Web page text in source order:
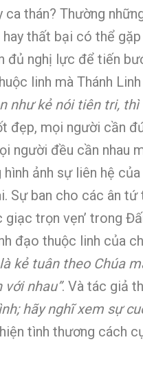
thán? Thường
thất bại có thể
nghị lực để tiến
linh mà Thánh
như kẻ nói tiên tri,
mọi người cần
người đều cần nhau
ảnh sự liên hệ
Sự ban cho các ân
trọn vẹn’ trong
đạo thuộc linh của
kẻ tuân theo Chúa
nhau”. Và tác giả
hãy nghĩ xem sự
tình thương cách